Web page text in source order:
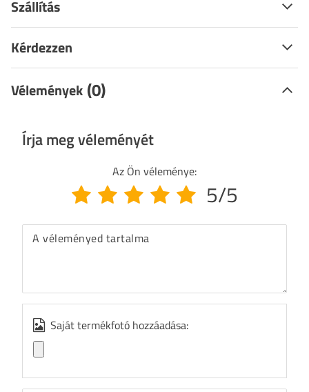
Szállítás
Kérdezzen
Vélemények (0)
Írja meg véleményét
Az Ön véleménye:
5/5
A véleményed tartalma
Saját termékfotó hozzáadása: